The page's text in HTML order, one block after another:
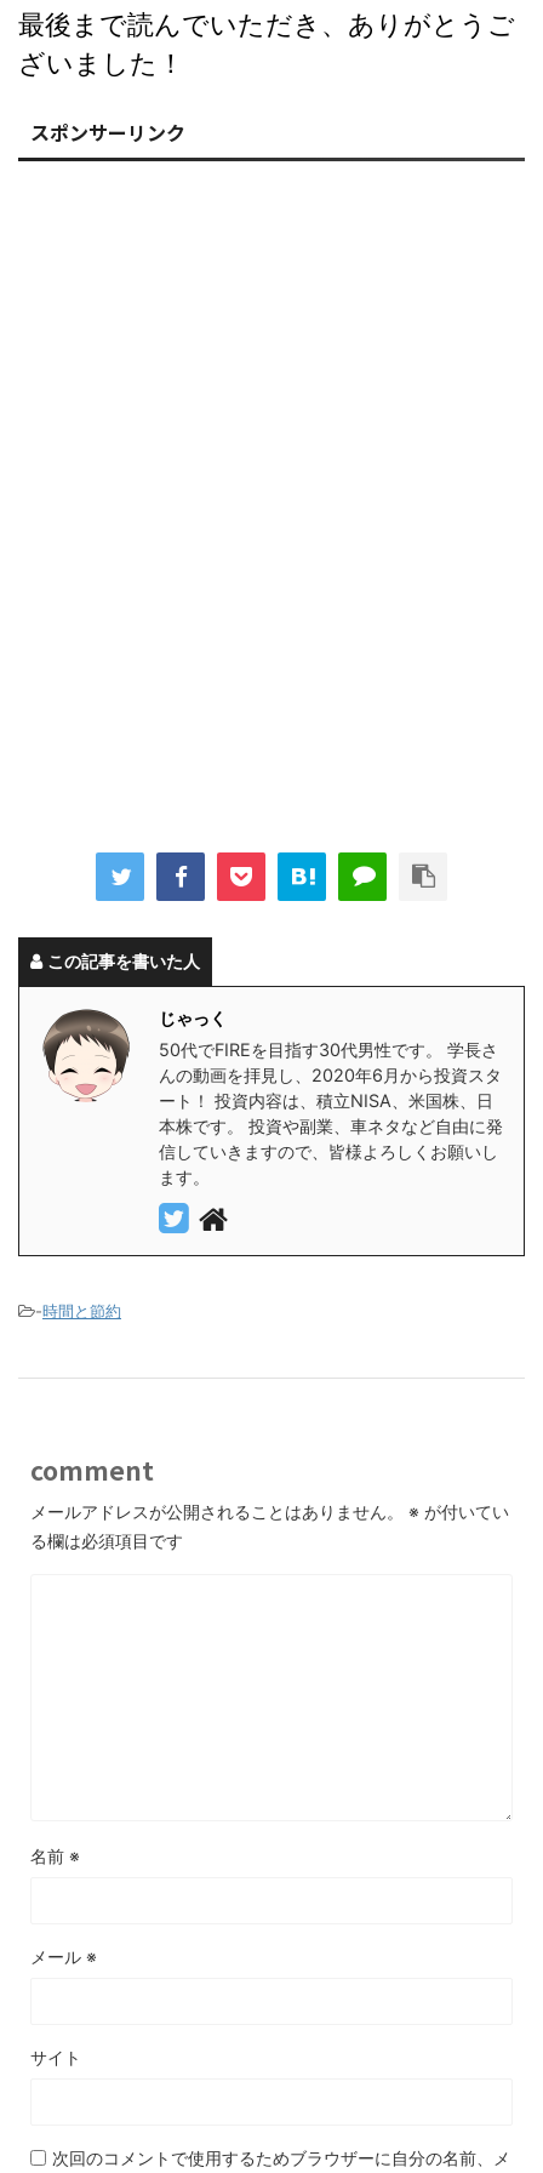
最後まで読んでいただき、ありがとうご
ざいました！
スポンサーリンク
この記事を書いた人
じゃっく
50代でFIREを目指す30代男性です。 学長さ
んの動画を拝見し、2020年6月から投資スタ
ート！ 投資内容は、積立NISA、米国株、日
本株です。 投資や副業、車ネタなど自由に発
信していきますので、皆様よろしくお願いし
ます。
-時間と節約
comment
メールアドレスが公開されることはありません。 ※ が付いてい
る欄は必須項目です
名前 ※
メール ※
サイト
次回のコメントで使用するためブラウザーに自分の名前、メ